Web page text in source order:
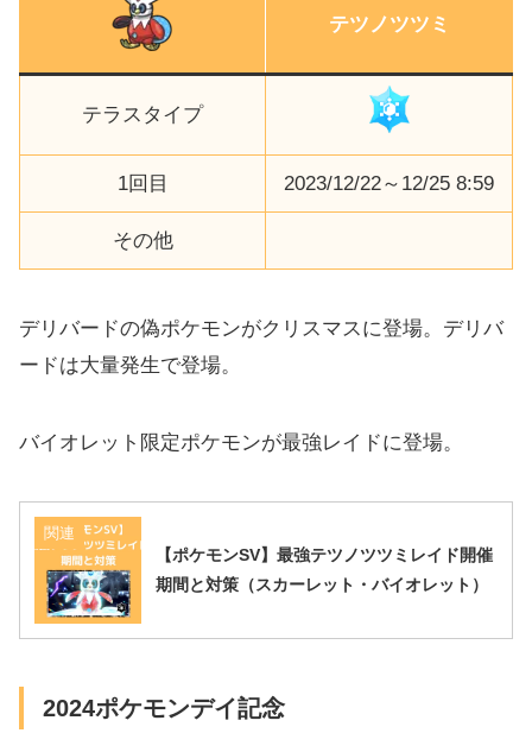
テツノツツミ
テラスタイプ
1回目 2023/12/22～12/25 8:59
その他
デリバードの偽ポケモンがクリスマスに登場。デリバ
ードは大量発生で登場。
バイオレット限定ポケモンが最強レイドに登場。
関連
【ポケモンSV】最強テツノツツミレイド開催
期間と対策（スカーレット・バイオレット）
2024ポケモンデイ記念